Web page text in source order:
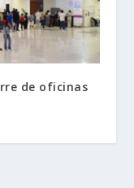
de oficinas